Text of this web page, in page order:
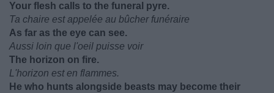
Your flesh calls to the funeral pyre.
Ta chaire est appelée au bûcher funéraire
As far as the eye can see.
Aussi loin que l'oeil puisse voir
The horizon on fire.
L'horizon est en flammes.
He who hunts alongside beasts may become their